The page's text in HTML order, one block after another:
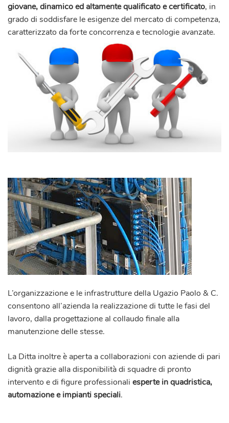
giovane, dinamico ed altamente qualificato e certificato, in
grado di soddisfare le esigenze del mercato di competenza,
caratterizzato da forte concorrenza e tecnologie avanzate.
L’organizzazione e le infrastrutture della Ugazio Paolo & C.
consentono all’azienda la realizzazione di tutte le fasi del
lavoro, dalla progettazione al collaudo finale alla
manutenzione delle stesse.
La Ditta inoltre è aperta a collaborazioni con aziende di pari
dignità grazie alla disponibilità di squadre di pronto
intervento e di figure professionali esperte in quadristica,
automazione e impianti speciali.